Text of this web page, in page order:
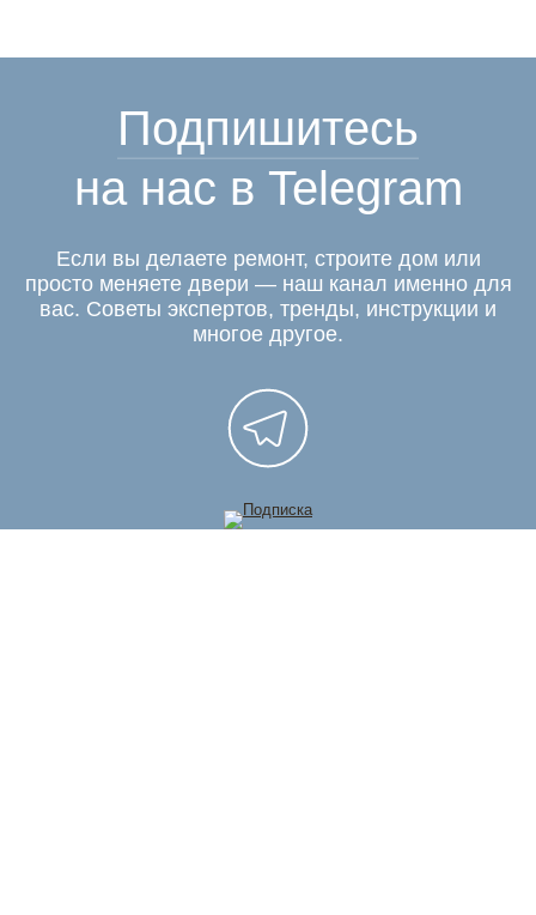
Подпишитесь
на нас в Telegram
Если вы делаете ремонт, строите дом или
просто меняете двери — наш канал именно для
вас. Советы экспертов, тренды, инструкции и
многое другое.